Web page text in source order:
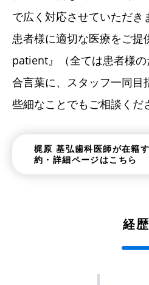
で広く対応させていただき
患者様に適切な医療をご
patient』（全ては患者様
合言葉に、スタッフ一同目
些細なことでもご相談くだ
梶原 基弘歯科医師が在籍
約・詳細ページはこちら
経歴